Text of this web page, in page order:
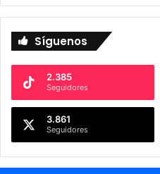
Síguenos
2.385
Seguidores
3.861
Seguidores